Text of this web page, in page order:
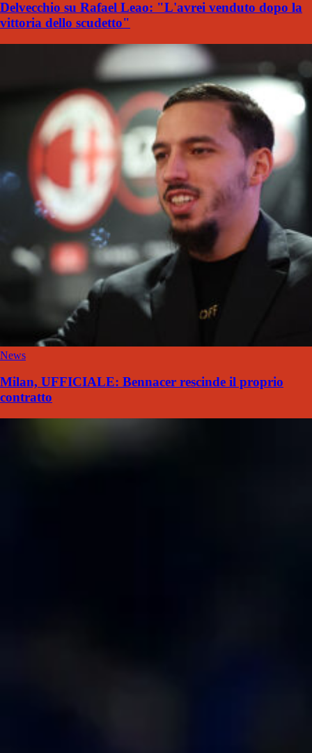
Delvecchio su Rafael Leao: "L'avrei venduto dopo la
vittoria dello scudetto"
News
Milan, UFFICIALE: Bennacer rescinde il proprio
contratto